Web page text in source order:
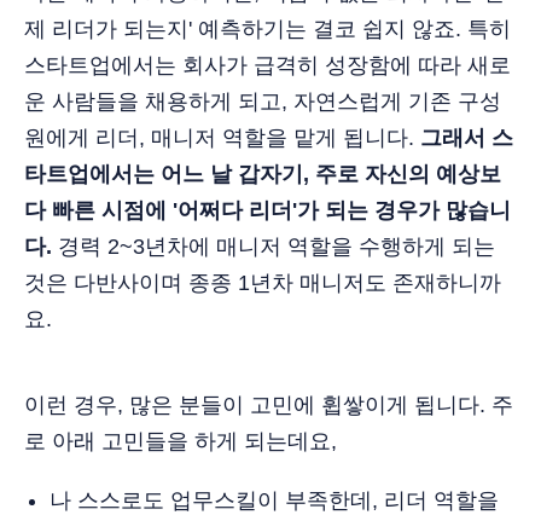
제 리더가 되는지' 예측하기는 결코 쉽지 않죠. 특히
스타트업에서는 회사가 급격히 성장함에 따라 새로
운 사람들을 채용하게 되고, 자연스럽게 기존 구성
원에게 리더, 매니저 역할을 맡게 됩니다. 그래서 스
타트업에서는 어느 날 갑자기, 주로 자신의 예상보
다 빠른 시점에 '어쩌다 리더'가 되는 경우가 많습니
다. 경력 2~3년차에 매니저 역할을 수행하게 되는
것은 다반사이며 종종 1년차 매니저도 존재하니까
요.
이런 경우, 많은 분들이 고민에 휩쌓이게 됩니다. 주
로 아래 고민들을 하게 되는데요,
나 스스로도 업무스킬이 부족한데, 리더 역할을